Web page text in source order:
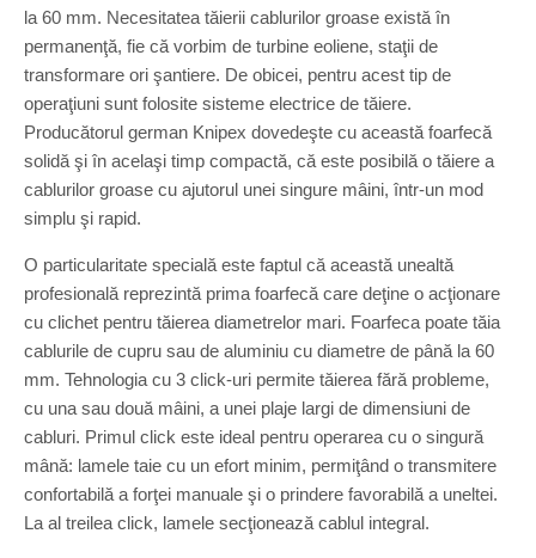
la 60 mm. Necesitatea tăierii cablurilor groase există în
permanenţă, fie că vorbim de turbine eoliene, staţii de
transformare ori şantiere. De obicei, pentru acest tip de
operaţiuni sunt folosite sisteme electrice de tăiere.
Producătorul german Knipex dovedeşte cu această foarfecă
solidă şi în acelaşi timp compactă, că este posibilă o tăiere a
cablurilor groase cu ajutorul unei singure mâini, într-un mod
simplu şi rapid.
O particularitate specială este faptul că această unealtă
profesională reprezintă prima foarfecă care deţine o acţionare
cu clichet pentru tăierea diametrelor mari. Foarfeca poate tăia
cablurile de cupru sau de aluminiu cu diametre de până la 60
mm. Tehnologia cu 3 click-uri permite tăierea fără probleme,
cu una sau două mâini, a unei plaje largi de dimensiuni de
cabluri. Primul click este ideal pentru operarea cu o singură
mână: lamele taie cu un efort minim, permiţând o transmitere
confortabilă a forţei manuale şi o prindere favorabilă a uneltei.
La al treilea click, lamele secţionează cablul integral.